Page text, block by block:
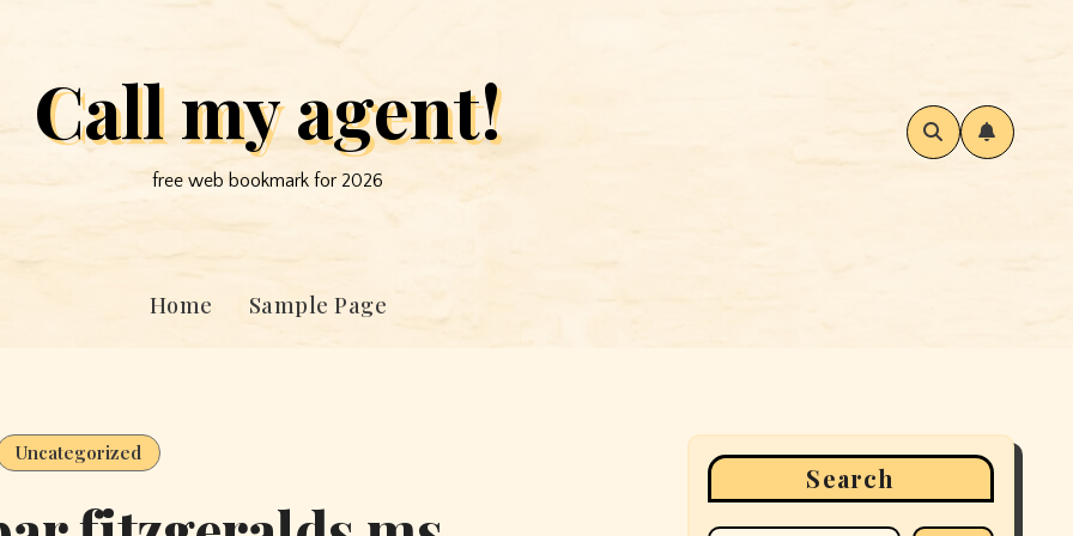
Call my agent!
free web bookmark for 2026
Home Sample Page
Uncategorized
Search